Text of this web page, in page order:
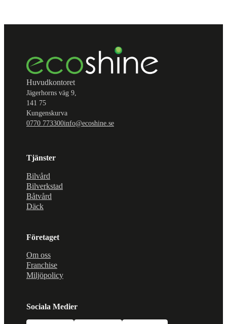
Huvudkontoret
Jägerhorns väg 9,
141 75
Kungenskurva
0770 773300info@ecoshine.se
Tjänster
Bilvård
Bilverkstad
Båtvård
Däck
Företaget
Om oss
Franchise
Miljöpolicy
Sociala Medier